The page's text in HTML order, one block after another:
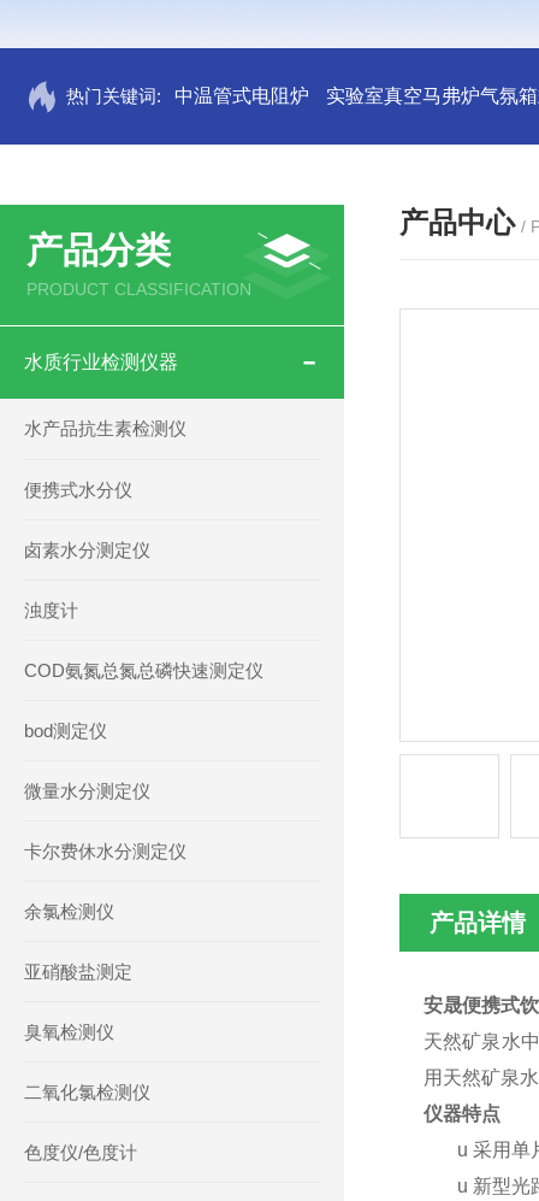
热门关键词: 中温管式电阻炉 实验室真空马弗炉气氛
产品分类
PRODUCT CLASSIFICATION
水质行业检测仪器
水产品抗生素检测仪
便携式水分仪
卤素水分测定仪
浊度计
COD氨氮总氮总磷快速测定仪
bod测定仪
微量水分测定仪
卡尔费休水分测定仪
余氯检测仪
亚硝酸盐测定
臭氧检测仪
二氧化氯检测仪
色度仪/色度计
产品中心 /
产品详情
安晟便携式
天然矿泉水
用天然矿泉
仪器特点
u 采用单
u 新型光